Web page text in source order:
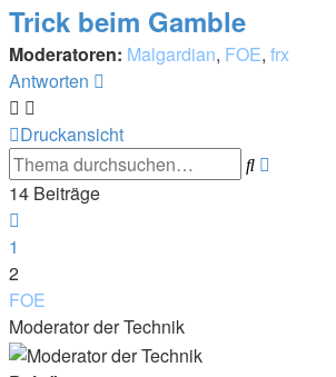
Trick beim Gamble
Moderatoren: Malgardian, FOE, frx
Antworten
Druckansicht
Suche
14 Beiträge
1
2
FOE
Moderator der Technik